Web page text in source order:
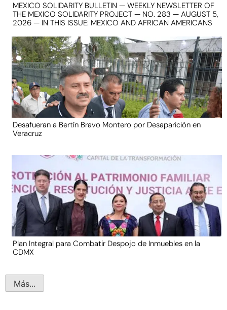
MEXICO SOLIDARITY BULLETIN — WEEKLY NEWSLETTER OF
THE MEXICO SOLIDARITY PROJECT — NO. 283 — AUGUST 5,
2026 — IN THIS ISSUE: MEXICO AND AFRICAN AMERICANS
Desafueran a Bertín Bravo Montero por Desaparición en
Veracruz
Plan Integral para Combatir Despojo de Inmuebles en la
CDMX
Más...